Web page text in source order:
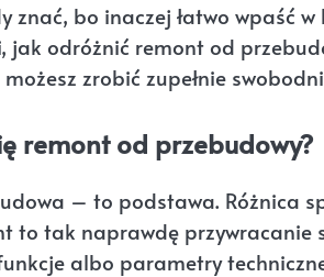
znać, bo inaczej łatwo wpaść
jak odróżnić remont od
zrobić zupełnie
remont od przebudowy?
– to podstawa. Różnica
to tak naprawdę
albo parametry